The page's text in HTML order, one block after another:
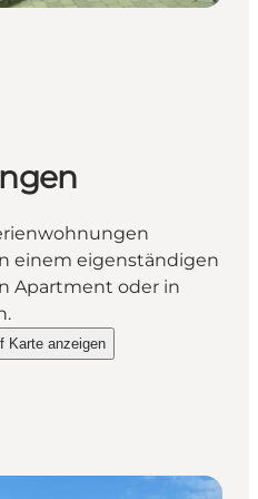
einem eigenständigen
Apartment oder in
Ferienwohnungen"
Karte anzeigenFerienwohnungen on_map